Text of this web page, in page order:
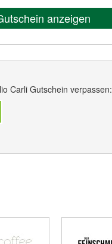
anzeigen
Carli Gutschein verpassen: